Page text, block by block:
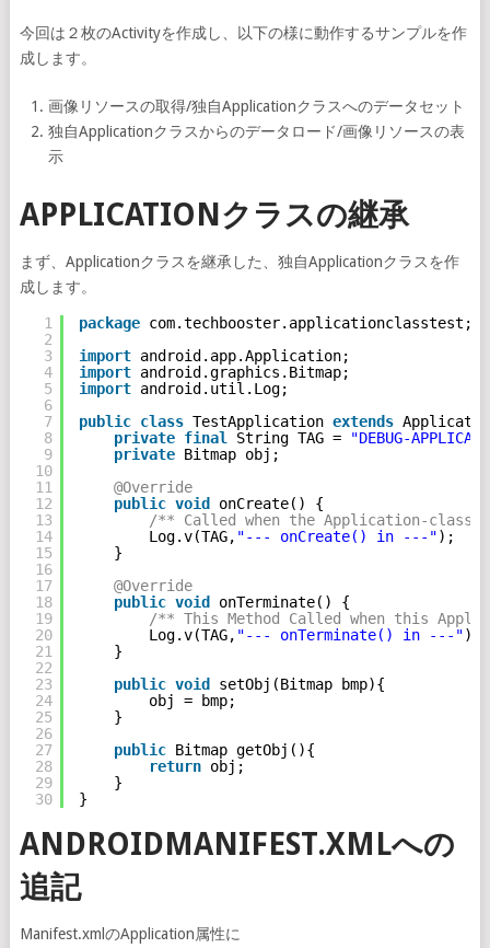
今回は２枚のActivityを作成し、以下の様に動作するサンプルを作
成します。
画像リソースの取得/独自Applicationクラスへのデータセット
独自Applicationクラスからのデータロード/画像リソースの表
示
APPLICATIONクラスの継承
まず、Applicationクラスを継承した、独自Applicationクラスを作
成します。
1
2
3
4
5
6
7
8
9
10
11
12
13
14
15
16
17
18
19
20
21
22
23
24
25
26
27
28
29
30
package com.techbooster.applicationclasstest;
import android.app.Application;
import android.graphics.Bitmap;
import android.util.Log;
public class TestApplication extends
private final String TAG =
"DEBUG-
private Bitmap obj;
@Override
public void
onCreate() {
/** Called when the Application-
Log.v(TAG, "--- onCreate() in ---");
}
@Override
public void
onTerminate() {
/** This Method Called when this
Log.v(TAG, "--- onTerminate() in ---");
}
public void
setObj(Bitmap bmp){
obj = bmp;
}
public Bitmap getObj(){
return obj;
}
}
ANDROIDMANIFEST.XMLへの
追記
Manifest.xmlのApplication属性に